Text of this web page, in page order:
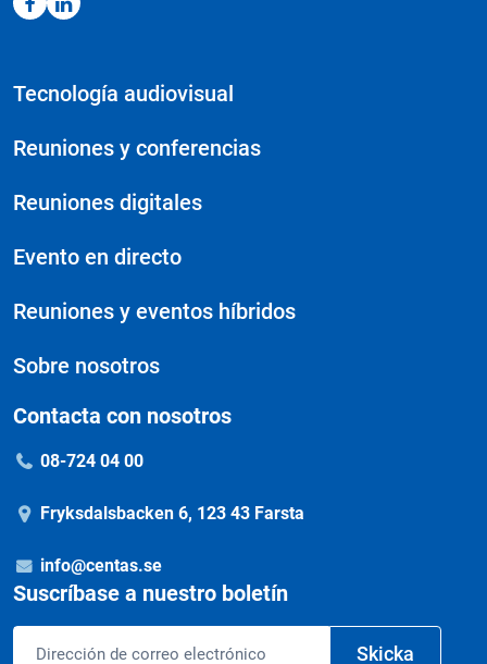
Tecnología audiovisual
Reuniones y conferencias
Reuniones digitales
Evento en directo
Reuniones y eventos híbridos
Sobre nosotros
Contacta con nosotros
08-724 04 00
Fryksdalsbacken 6, 123 43 Farsta
info@centas.se
Suscríbase a nuestro boletín
Skicka